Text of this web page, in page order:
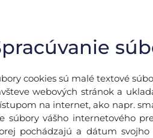
cookies sú malé textové
webových stránok a
na internet, ako napr.
súbory vášho internetového
pochádzajú a dátum